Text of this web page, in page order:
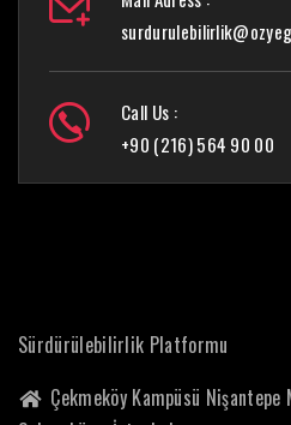
Call Us :
+90 (216) 564 90 00
Sürdürülebilirlik Platformu
Çekmeköy Kampüsü